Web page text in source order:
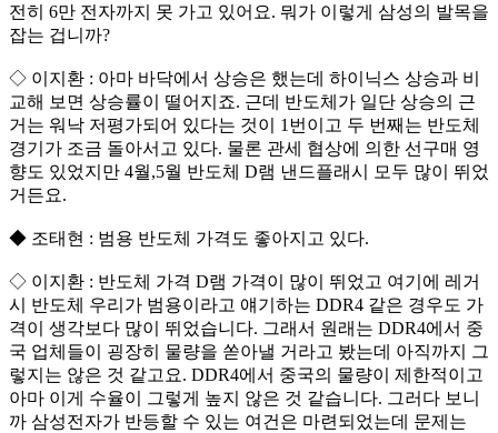
전히 6만 전자까지 못 가고 있어요. 뭐가 이렇게 삼성의 발목을
잡는 겁니까?
◇ 이지환 : 아마 바닥에서 상승은 했는데 하이닉스 상승과 비
교해 보면 상승률이 떨어지죠. 근데 반도체가 일단 상승의 근
거는 워낙 저평가되어 있다는 것이 1번이고 두 번째는 반도체
경기가 조금 돌아서고 있다. 물론 관세 협상에 의한 선구매 영
향도 있었지만 4월,5월 반도체 D램 낸드플래시 모두 많이 뛰었
거든요.
◆ 조태현 : 범용 반도체 가격도 좋아지고 있다.
◇ 이지환 : 반도체 가격 D램 가격이 많이 뛰었고 여기에 레거
시 반도체 우리가 범용이라고 얘기하는 DDR4 같은 경우도 가
격이 생각보다 많이 뛰었습니다. 그래서 원래는 DDR4에서 중
국 업체들이 굉장히 물량을 쏟아낼 거라고 봤는데 아직까지 그
렇지는 않은 것 같고요. DDR4에서 중국의 물량이 제한적이고
아마 이게 수율이 그렇게 높지 않은 것 같습니다. 그러다 보니
까 삼성전자가 반등할 수 있는 여건은 마련되었는데 문제는